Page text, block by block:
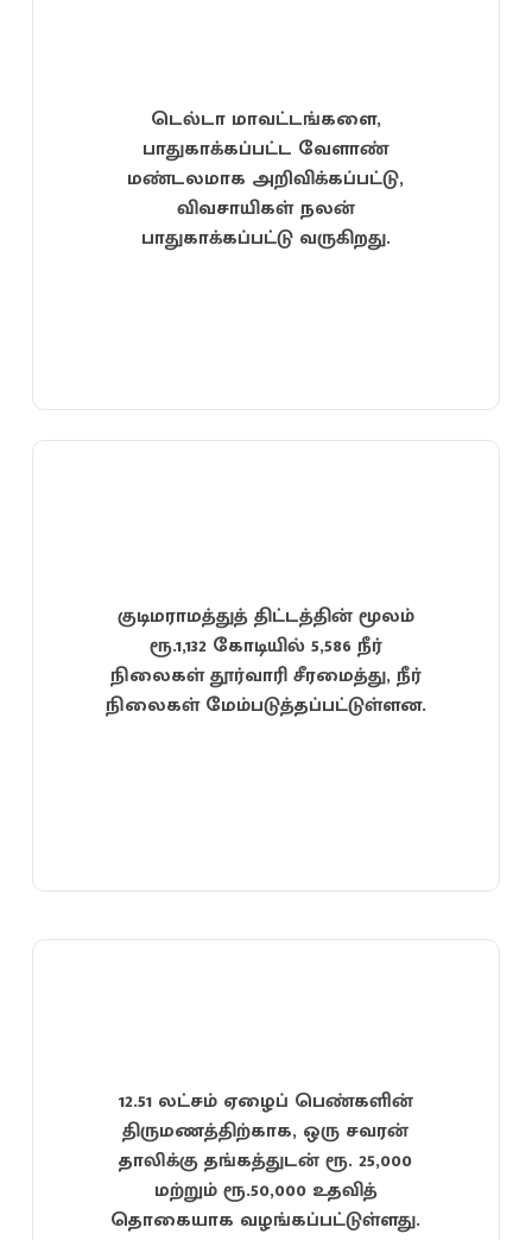
டெல்டா மாவட்டங்களை,
பாதுகாக்கப்பட்ட வேளாண்
மண்டலமாக அறிவிக்கப்பட்டு,
விவசாயிகள் நலன்
பாதுகாக்கப்பட்டு வருகிறது.
குடிமராமத்துத் திட்டத்தின் மூலம்
ரூ.1,132 கோடியில் 5,586 நீர்
நிலைகள் தூர்வாரி சீரமைத்து, நீர்
நிலைகள் மேம்படுத்தப்பட்டுள்ளன.
12.51 லட்சம் ஏழைப் பெண்களின்
திருமணத்திற்காக, ஒரு சவரன்
தாலிக்கு தங்கத்துடன் ரூ. 25,000
மற்றும் ரூ.50,000 உதவித்
தொகையாக வழங்கப்பட்டுள்ளது.